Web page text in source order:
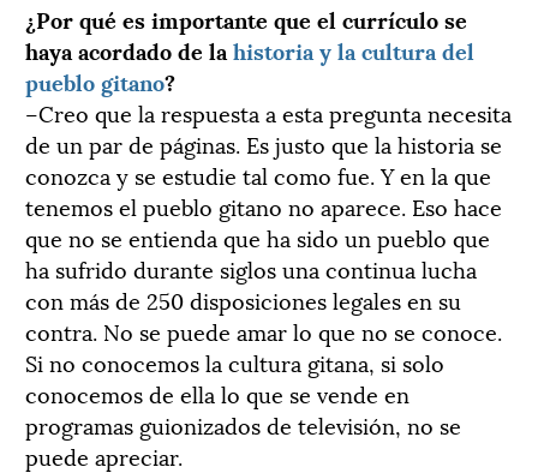
¿Por qué es importante que el currículo se
haya acordado de la historia y la cultura del
pueblo gitano?
–Creo que la respuesta a esta pregunta necesita
de un par de páginas. Es justo que la historia se
conozca y se estudie tal como fue. Y en la que
tenemos el pueblo gitano no aparece. Eso hace
que no se entienda que ha sido un pueblo que
ha sufrido durante siglos una continua lucha
con más de 250 disposiciones legales en su
contra. No se puede amar lo que no se conoce.
Si no conocemos la cultura gitana, si solo
conocemos de ella lo que se vende en
programas guionizados de televisión, no se
puede apreciar.